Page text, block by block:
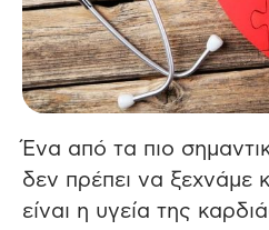
Ένα από τα πιο
δεν πρέπει να ξεχνάμε
είναι η υγεία της